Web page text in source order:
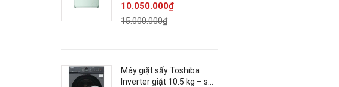
WD105R5
10.050.000₫
15.000.000₫
Máy giặt sấy Toshiba
Inverter giặt 10.5 kg – sấy